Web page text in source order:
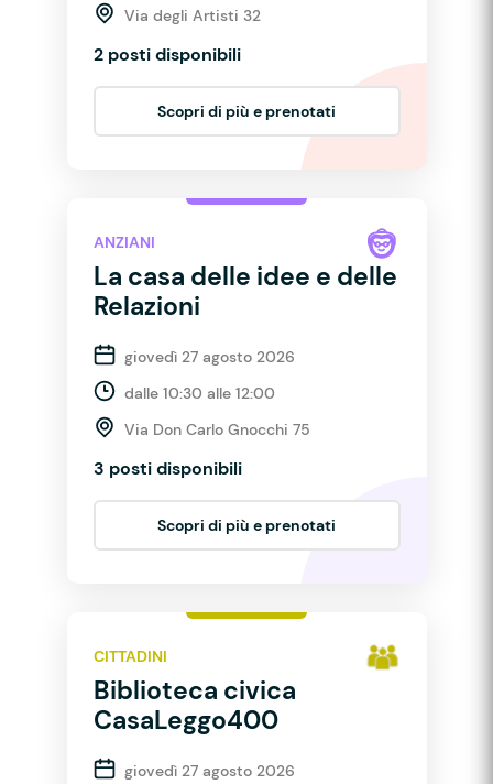
Via degli Artisti 32
2 posti disponibili
Scopri di più e prenotati
ANZIANI
La casa delle idee e delle
Relazioni
giovedì 27 agosto 2026
dalle 10:30 alle 12:00
Via Don Carlo Gnocchi 75
3 posti disponibili
Scopri di più e prenotati
CITTADINI
Biblioteca civica
CasaLeggo400
giovedì 27 agosto 2026